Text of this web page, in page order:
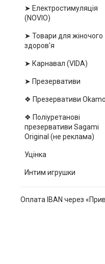
➤ Електростимуляція
(NOVIO)
➤ Товари для жіночого
здоров'я
➤ Карнавал (VIDA)
➤ Презервативи
❖ Презервативи
❖ Поліуретанові
презервативи Sagami
Оriginal (не реклама)
Уцінка
Интим игрушки
Оплата IBAN через